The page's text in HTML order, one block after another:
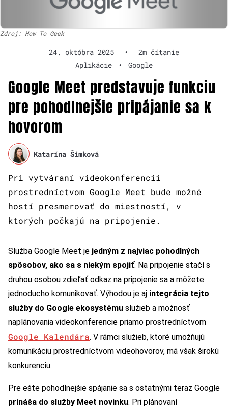
Zdroj: How To Geek
24. októbra 2025 •
2m čítanie
Aplikácie
• Google
Google Meet predstavuje funkciu
pre pohodlnejšie pripájanie sa k
hovorom
Katarína Šimková
Pri vytváraní videokonferencií
prostredníctvom Google Meet bude možné
hostí presmerovať do miestností, v
ktorých počkajú na pripojenie.
Služba Google Meet je jedným z najviac pohodlných
spôsobov, ako sa s niekým spojiť. Na pripojenie stačí s
druhou osobou zdieľať odkaz na pripojenie sa a môžete
jednoducho komunikovať. Výhodou je aj integrácia tejto
služby do Google ekosystému služieb a možnosť
naplánovania videokonferencie priamo prostredníctvom
Google Kalendára. V rámci služieb, ktoré umožňujú
komunikáciu prostredníctvom videohovorov, má však širokú
konkurenciu.
Pre ešte pohodlnejšie spájanie sa s ostatnými teraz Google
prináša do služby Meet novinku. Pri plánovaní